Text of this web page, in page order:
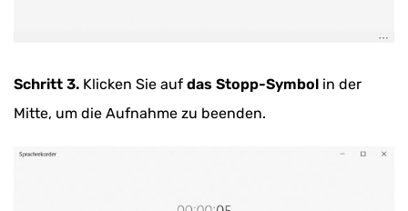
Schritt 3. Klicken Sie auf das Stopp-Symbol in der
Mitte, um die Aufnahme zu beenden.